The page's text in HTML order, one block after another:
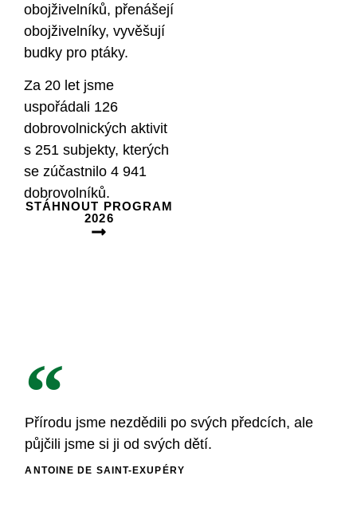
obojživelníků, přenášejí
obojživelníky, vyvěšují
budky pro ptáky.
Za 20 let jsme
uspořádali 126
dobrovolnických aktivit
s 251 subjekty, kterých
se zúčastnilo 4 941
dobrovolníků.
STÁHNOUT PROGRAM
2026
Přírodu jsme nezdědili po svých předcích, ale
půjčili jsme si ji od svých dětí.
ANTOINE DE SAINT-EXUPÉRY